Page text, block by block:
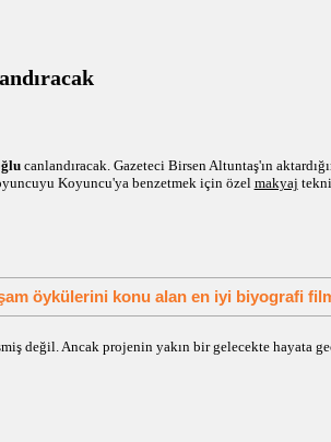
canlandıracak. Gazeteci Birsen Altuntaş'ın
Koyuncu'ya benzetmek için özelmakyaj
öykülerini konu alan en iyi biyografi
değil. Ancak projenin yakın bir gelecekte hayata